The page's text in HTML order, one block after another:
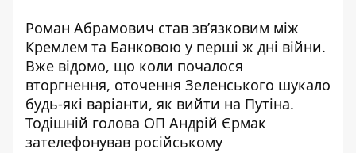
Роман Абрамович став звʼязковим між
Кремлем та Банковою у перші ж дні війни.
Вже відомо, що коли почалося
вторгнення, оточення Зеленського шукало
будь-які варіанти, як вийти на Путіна.
Тодішній голова ОП Андрій Єрмак
зателефонував російському